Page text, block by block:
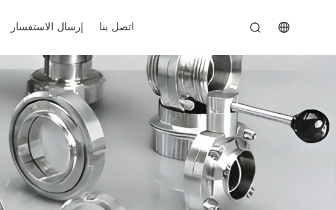
إرسال الاستفسار اتصل بنا